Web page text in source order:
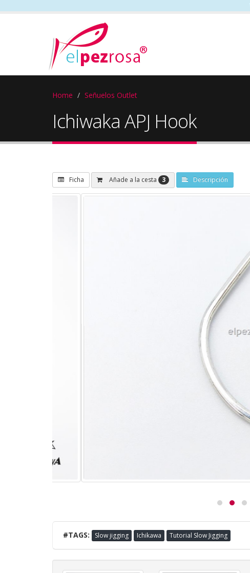
Home Señuelos Outlet
Ichiwaka APJ Hook
Ficha Añade a la cesta 3 Descripción
#TAGS: Slow jigging Ichikawa Tutorial Slow Jigging